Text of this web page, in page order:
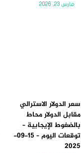
مارس 23, 2026
سعر الدولار الاسترالي
مقابل الدولار محاط
بالضغوط الإيجابية –
توقعات اليوم – 15-09-
2025